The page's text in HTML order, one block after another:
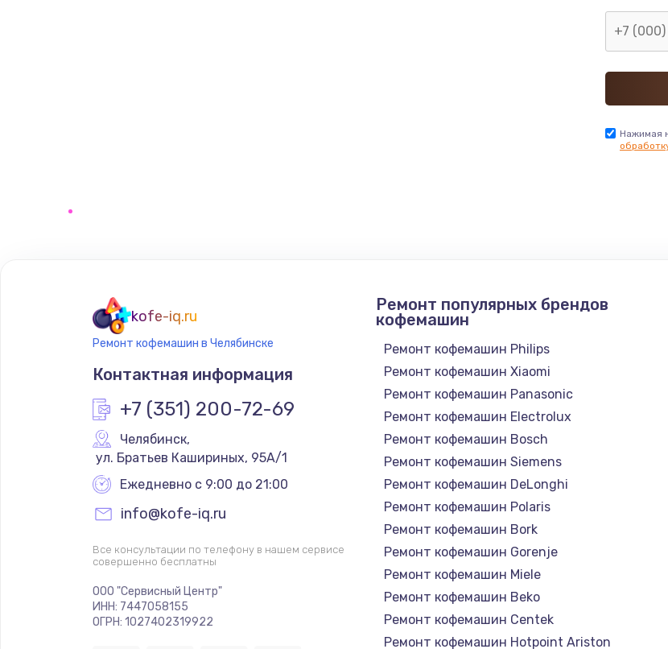
Нажимая
kofe-iq.ru
Ремонт кофемашин в Челябинске
Контактная информация
+7 (351) 200-72-69
Челябинск,
ул. Братьев Кашириных, 95А/1
Ежедневно с 9:00 до 21:00
info@kofe-iq.ru
Все консультации по телефону в нашем сервисе
совершенно бесплатны
ООО "Сервисный Центр"
ИНН: 7447058155
ОГРН: 1027402319922
Ремонт популярных брендов
кофемашин
Ремонт кофемашин Philips
Ремонт кофемашин Xiaomi
Ремонт кофемашин Panasonic
Ремонт кофемашин Electrolux
Ремонт кофемашин Bosch
Ремонт кофемашин Siemens
Ремонт кофемашин DeLonghi
Ремонт кофемашин Polaris
Ремонт кофемашин Bork
Ремонт кофемашин Gorenje
Ремонт кофемашин Miele
Ремонт кофемашин Beko
Ремонт кофемашин Centek
Ремонт кофемашин Hotpoint Ariston